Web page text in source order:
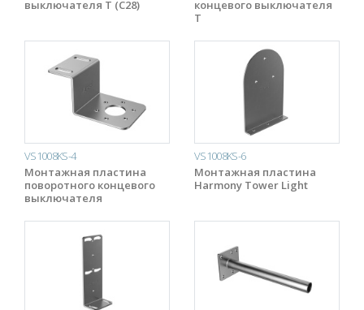
выключателя T (C28)
концевого выключателя
T
VS1008KS-4
Монтажная пластина
поворотного концевого
выключателя
VS1008KS-6
Монтажная пластина
Harmony Tower Light